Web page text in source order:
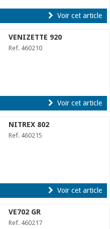
Voir cet article
VENIZETTE 920
Ref. 460210
Voir cet article
NITREX 802
Ref. 460215
Voir cet article
VE702 GR
Ref. 460217